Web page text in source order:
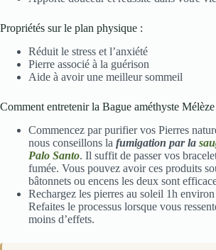
Propriétés sur le plan physique :
Réduit le stress et l’anxiété
Pierre associé à la guérison
Aide à avoir une meilleur sommeil
Comment entretenir la Bague améthyste Mélèze
Commencez par purifier vos Pierres
nous conseillons la fumigation par la
Palo Santo. Il suffit de passer vos
fumée. Vous pouvez avoir ces produits
bâtonnets ou encens les deux sont
Rechargez les pierres au soleil 1h
Refaites le processus lorsque vous
moins d’effets.